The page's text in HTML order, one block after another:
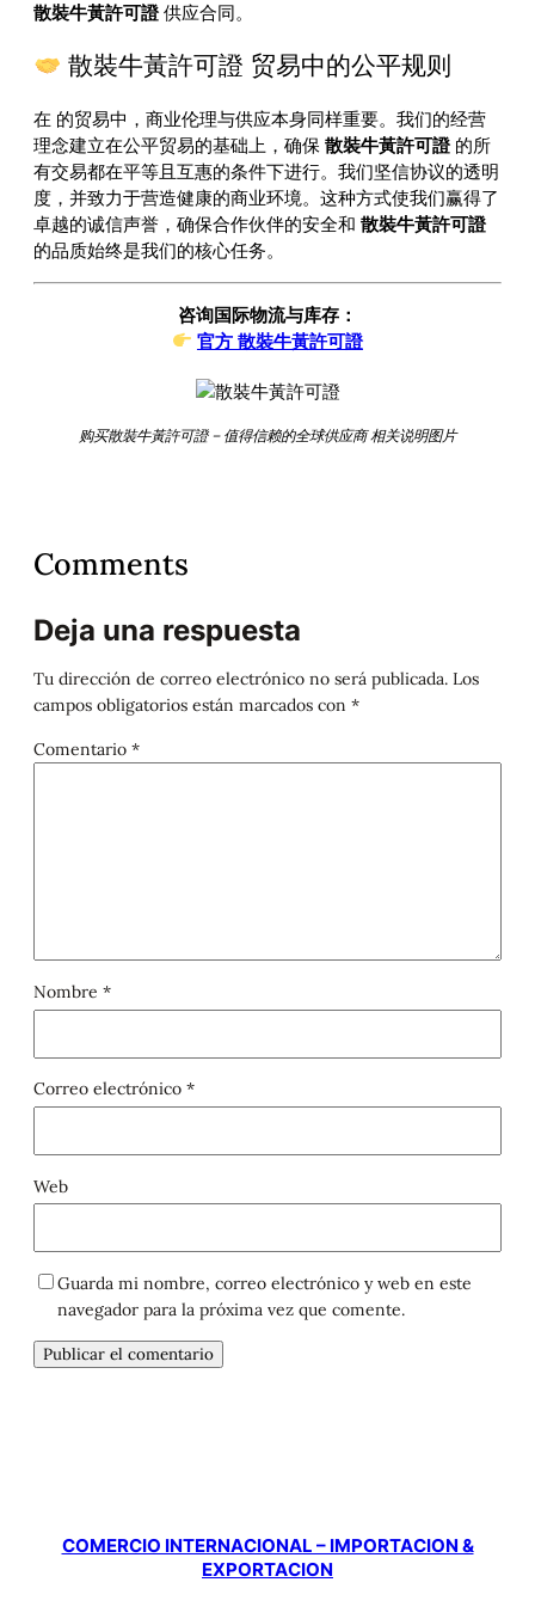
散裝牛黃許可證 供应合同。
散裝牛黃許可證 贸易中的公平规则
在 的贸易中，商业伦理与供应本身同样重要。我们的经营
理念建立在公平贸易的基础上，确保 散裝牛黃許可證 的所
有交易都在平等且互惠的条件下进行。我们坚信协议的透明
度，并致力于营造健康的商业环境。这种方式使我们赢得了
卓越的诚信声誉，确保合作伙伴的安全和 散裝牛黃許可證
的品质始终是我们的核心任务。
咨询国际物流与库存：
官方 散裝牛黃許可證
购买散裝牛黃許可證 – 值得信赖的全球供应商 相关说明图片
Comments
Deja una respuesta
Tu dirección de correo electrónico no será publicada. Los
campos obligatorios están marcados con *
Comentario *
Nombre *
Correo electrónico *
Web
Guarda mi nombre, correo electrónico y web en este
navegador para la próxima vez que comente.
COMERCIO INTERNACIONAL – IMPORTACION &
EXPORTACION